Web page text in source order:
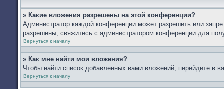
» Какие вложения разрешены на этой конференции?
Администратор каждой конференции может разрешить или
разрешены, свяжитесь с администратором конференции для
Вернуться к началу
» Как мне найти мои вложения?
Чтобы найти список добавленных вами вложений, перейдите в
Вернуться к началу